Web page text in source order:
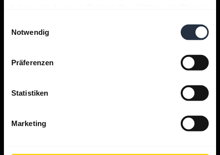
Notwendig
Präferenzen
Statistiken
Marketing